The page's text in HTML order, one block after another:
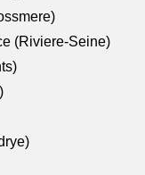
(Riviere-Seine)